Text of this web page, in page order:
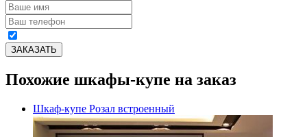
Похожие шкафы-купе на заказ
Шкаф-купе Розал встроенный